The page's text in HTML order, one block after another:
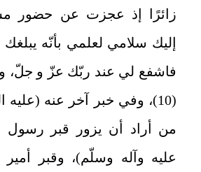
زائرًا إذ عجزت عن حضور
إليك سلامي لعلمي بأنّه
فاشفع لي عند ربّك عزّ و جلّ،
(10)، وفي خبر آخر عنه (عليه
من أراد أن يزور قبر رسول
عليه وآله وسلّم)، وقبر أمير